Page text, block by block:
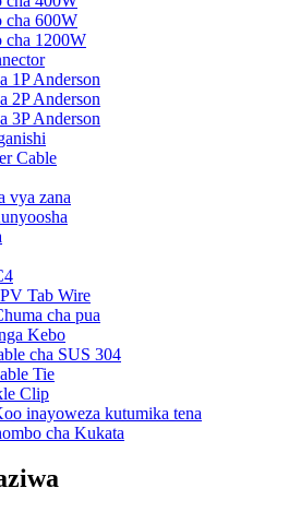
cha 600W
1200W
1P Anderson
2P Anderson
3P Anderson
Cable
vya zana
Tab Wire
cha pua
Kebo
cha SUS 304
Tie
Clip
inayoweza kutumika tena
cha Kukata